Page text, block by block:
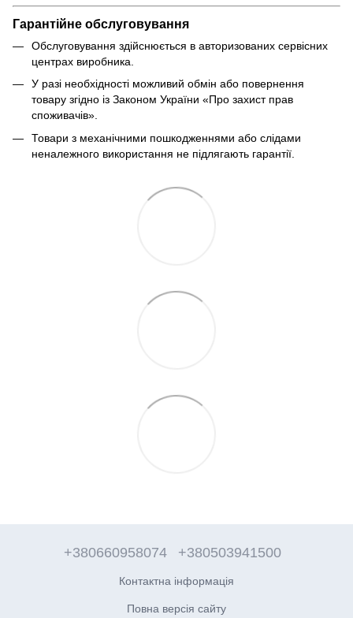
Гарантійне обслуговування
Обслуговування здійснюється в авторизованих сервісних
центрах виробника.
У разі необхідності можливий обмін або повернення
товару згідно із Законом України «Про захист прав
споживачів».
Товари з механічними пошкодженнями або слідами
неналежного використання не підлягають гарантії.
+380660958074 +380503941500
Контактна інформація
Повна версія сайту